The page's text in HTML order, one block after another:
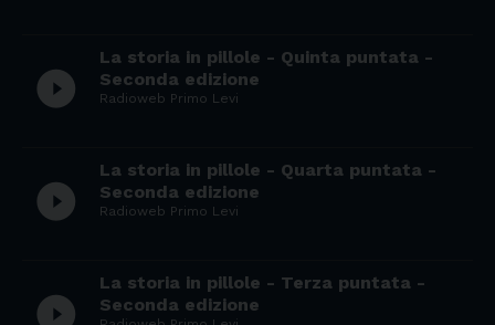
play_circle_filled
La storia in pillole - Quinta puntata -
Seconda edizione
Radioweb Primo Levi
play_circle_filled
La storia in pillole - Quarta puntata -
Seconda edizione
Radioweb Primo Levi
play_circle_filled
La storia in pillole - Terza puntata -
Seconda edizione